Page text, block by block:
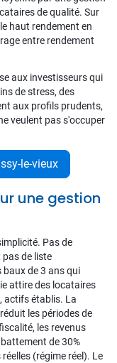
de qualité. Sur
haut rendement en
entre rendement
aux investisseurs qui
de stress, des
aux profils prudents,
veulent pas s'occuper
le-vieux
une gestion
Pas de
pas de liste
baux de 3 ans qui
attire des locataires
actifs établis. La
les périodes de
les revenus
de 30%
(régime réel). Le